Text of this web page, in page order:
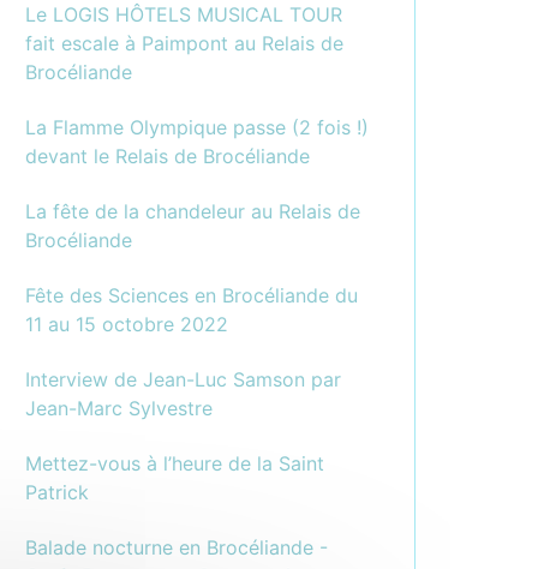
Le LOGIS HÔTELS MUSICAL TOUR
fait escale à Paimpont au Relais de
Brocéliande
La Flamme Olympique passe (2 fois !)
devant le Relais de Brocéliande
La fête de la chandeleur au Relais de
Brocéliande
Fête des Sciences en Brocéliande du
11 au 15 octobre 2022
Interview de Jean-Luc Samson par
Jean-Marc Sylvestre
Mettez-vous à l’heure de la Saint
Patrick
Balade nocturne en Brocéliande -